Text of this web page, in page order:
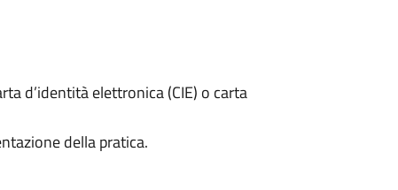
d’identità elettronica (CIE) o carta
della pratica.